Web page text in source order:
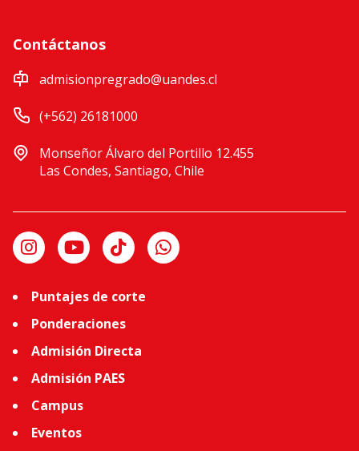
Contáctanos
admisionpregrado@uandes.cl
(+562) 26181000
Monseñor Álvaro del Portillo 12.455
Las Condes, Santiago, Chile
Puntajes de corte
Ponderaciones
Admisión Directa
Admisión PAES
Campus
Eventos